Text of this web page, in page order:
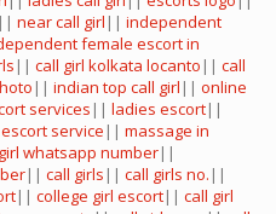
|| near call girl || independent
female escort in
|| call girl kolkata locanto || call
|| indian top call girl || online
services || ladies escort||
service || massage in
whatsapp number||
|| call girls || call girls no. ||
|| college girl escort|| call girl